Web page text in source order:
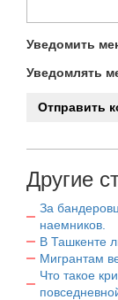
Уведомить
Уведомлять
Другие
За
наемников.
В Ташкенте
Мигрантам
Что такое